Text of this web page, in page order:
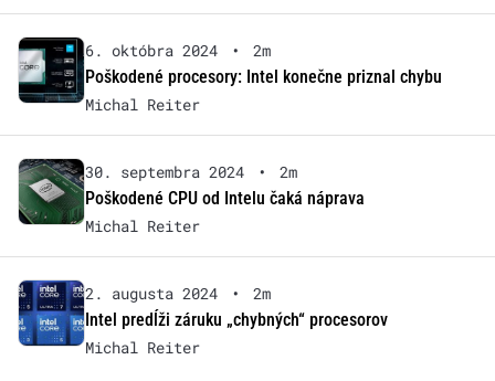
6. októbra 2024 •
2m
Poškodené procesory: Intel konečne priznal chybu
Michal Reiter
30. septembra 2024 •
2m
Poškodené CPU od Intelu čaká náprava
Michal Reiter
2. augusta 2024 •
2m
Intel predĺži záruku „chybných“ procesorov
Michal Reiter